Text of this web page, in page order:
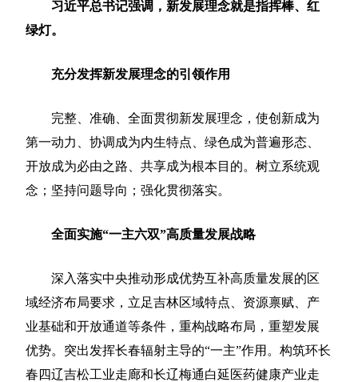
习近平总书记强调，新发展理念就是指挥棒、红
绿灯。
充分发挥新发展理念的引领作用
完整、准确、全面贯彻新发展理念，使创新成为
第一动力、协调成为内生特点、绿色成为普遍形态、
开放成为必由之路、共享成为根本目的。树立系统观
念；坚持问题导向；强化贯彻落实。
全面实施“一主六双”高质量发展战略
深入落实中央推动形成优势互补高质量发展的区
域经济布局要求，立足吉林区域特点、资源禀赋、产
业基础和开放通道等条件，重构战略布局，重塑发展
优势。突出发挥长春辐射主导的“一主”作用。构筑环长
春四辽吉松工业走廊和长辽梅通白延医药健康产业走